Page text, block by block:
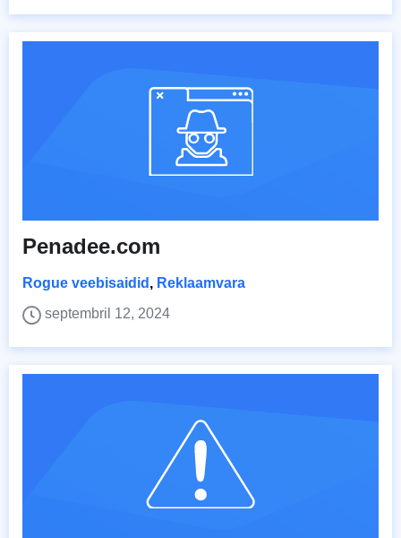
Penadee.com
Rogue veebisaidid , Reklaamvara
septembril 12, 2024